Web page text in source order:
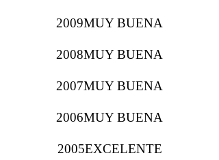
2009MUY BUENA
2008MUY BUENA
2007MUY BUENA
2006MUY BUENA
2005EXCELENTE